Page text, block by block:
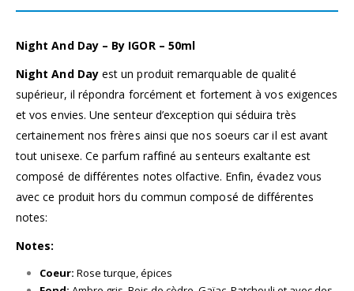
Night And Day – By IGOR – 50ml
Night And Dayest un produit remarquable de qualité
supérieur, il répondra forcément et fortement à vos exigences
et vos envies. Une senteur d’exception qui séduira très
certainement nos frères ainsi que nos soeurs car il est avant
tout unisexe. Ce parfum raffiné au senteurs exaltante est
composé de différentes notes olfactive. Enfin, évadez vous
avec ce produit hors du commun composé de différentes
notes:
Notes:
Coeur: Rose turque, épices